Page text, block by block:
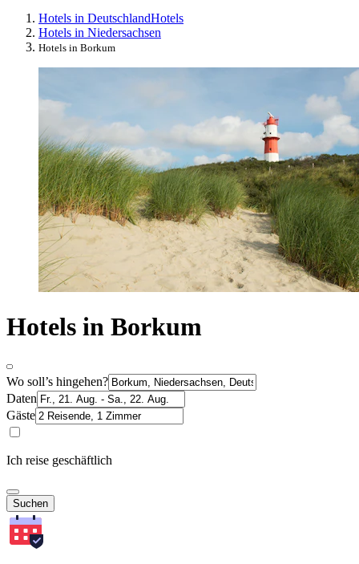
Hotels in DeutschlandHotels
Hotels in Niedersachsen
Hotels in Borkum
Hotels in Borkum
Wo soll’s hingehen?
Daten
Gäste
Ich reise geschäftlich
Suchen